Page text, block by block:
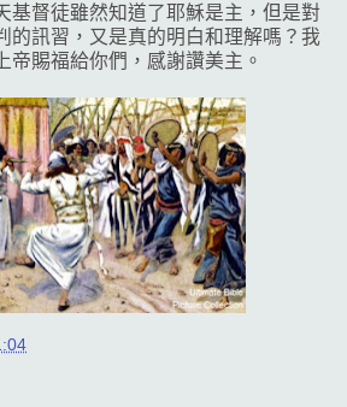
基督徒雖然知道了耶穌是主，但是對
的訊習，又是真的明白和理解嗎？我
帝賜福給你們，感謝讚美主。